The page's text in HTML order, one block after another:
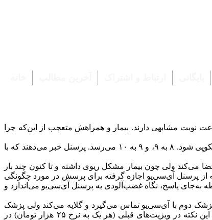
ساعت نوبت مشابهی دارند. بیمار و همراهش متعجب از این‌که چرا
۲٫ خانم ب که از دیشب ناشتا بوده ساعت ۸ صبح به‌اتفاق همسرش (که او نیز از محل کارش مرخصی گرفته) در بیمارستان حاضر است تا آندوسکوپی شود. ۸ به ۹، و ۹ به ۱۰ می‌رسد. پرسنل خبر می‌دهند که با
ولی چون بیمار مشکل ریوی داشته و تا کنون چند بار
پزشک مربوطه سر می‌رسد. یکی از همراهان که از پرسنل آی‌سی‌یو اجازه گرفته برای پرسش در مورد چگونگی
پاسخ، نگاه غضب‌آلودی به پرسنل آی‌سی‌یو می‌اندازد و
دوم با آی‌سی‌یو تماس می‌گیرد و گلایه می‌کند ولی پزشک
مربوطه، بدون کمترین پوزش‌خواهی پاسخ می‌دهد: «اصلاً مریض شما از اول هم مشکل ریوی نداشت!» پزشک دوم با تعجب می‌پرسد پس چرا این نکته در ویزیت‌های قبلی (هر یک به نرخ ۲۵ هزار تومان) در